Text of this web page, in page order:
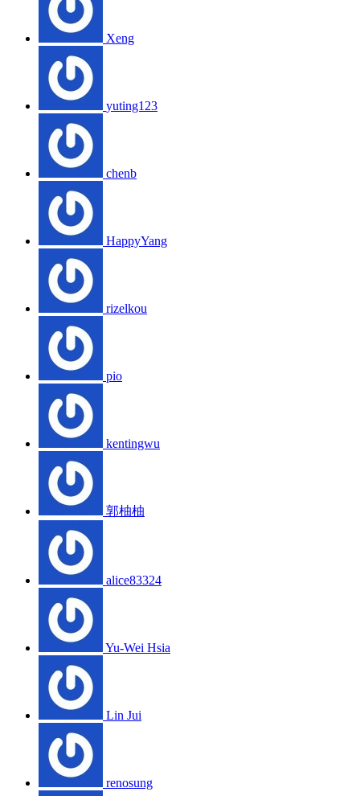
Xeng
yuting123
chenb
HappyYang
rizelkou
pio
kentingwu
郭柚柚
alice83324
Yu-Wei Hsia
Lin Jui
renosung